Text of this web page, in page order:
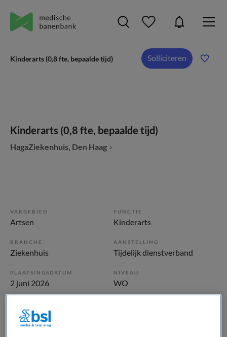
Kinderarts (0,8 fte, bepaalde tijd) Solliciteren
Kinderarts (0,8 fte, bepaalde tijd)
HagaZiekenhuis, Den Haag
VAKGEBIED
Artsen
FUNCTIE
Kinderarts
BRANCHE
Ziekenhuis
AANSTELLING
Tijdelijk dienstverband
PLAATSINGSDATUM
2 juni 2026
NIVEAU
WO
Starter